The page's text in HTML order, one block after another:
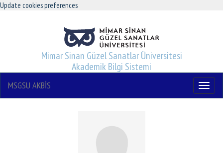
Update cookies preferences
Mimar Sinan Güzel Sanatlar Üniversitesi
Akademik Bilgi Sistemi
Menu
MSGSU AKBİS